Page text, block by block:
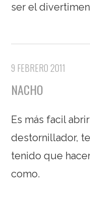
ser el
9 FEBRERO 2011
NACHO
Es más facil
destornillador,
tenido que
como.